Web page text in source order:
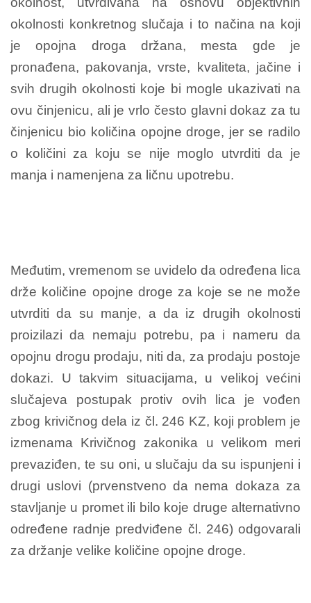
okolnosti konkretnog slučaja i to načina na koji
je opojna droga držana, mesta gde je
pronađena, pakovanja, vrste, kvaliteta, jačine i
svih drugih okolnosti koje bi mogle ukazivati na
ovu činjenicu, ali je vrlo često glavni dokaz za tu
činjenicu bio količina opojne droge, jer se radilo
o količini za koju se nije moglo utvrditi da je
manja i namenjena za ličnu upotrebu.
Međutim, vremenom se uvidelo da određena lica
drže količine opojne droge za koje se ne može
utvrditi da su manje, a da iz drugih okolnosti
proizilazi da nemaju potrebu, pa i nameru da
opojnu drogu prodaju, niti da, za prodaju postoje
dokazi. U takvim situacijama, u velikoj većini
slučajeva postupak protiv ovih lica je vođen
zbog krivičnog dela iz čl. 246 KZ, koji problem je
izmenama Krivičnog zakonika u velikom meri
prevaziđen, te su oni, u slučaju da su ispunjeni i
drugi uslovi (prvenstveno da nema dokaza za
stavljanje u promet ili bilo koje druge alternativno
određene radnje predviđene čl. 246) odgovarali
za držanje velike količine opojne droge.